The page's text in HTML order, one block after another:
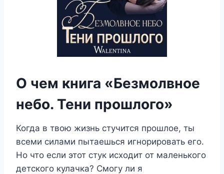
О чем книга «Безмолвное
небо. Тени прошлого»
Когда в твою жизнь стучится прошлое, ты
всеми силами пытаешься игнорировать его.
Но что если этот стук исходит от маленького
детского кулачка? Смогу ли я